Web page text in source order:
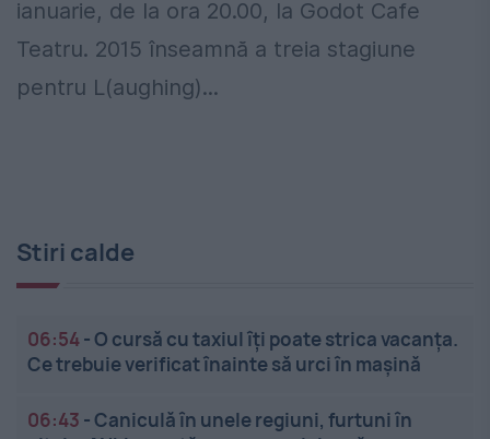
ianuarie, de la ora 20.00, la Godot Cafe
Teatru. 2015 înseamnă a treia stagiune
pentru L(aughing)...
Stiri calde
06:54-O cursă cu taxiul îți poate strica vacanța.
Ce trebuie verificat înainte să urci în mașină
06:43 -Caniculă în unele regiuni, furtuni în